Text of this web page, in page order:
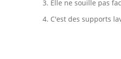
3. Elle ne souille pas
4. C'est des supports